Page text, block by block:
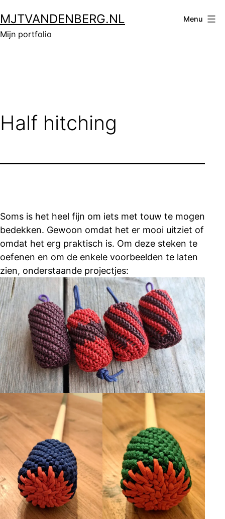
naar
de
MJTVANDENBERG.NL
Mijn portfolio
Menu
Half hitching
Soms is het heel fijn om iets met touw te mogen
bedekken. Gewoon omdat het er mooi uitziet of
omdat het erg praktisch is. Om deze steken te
oefenen en om de enkele voorbeelden te laten
zien, onderstaande projectjes: